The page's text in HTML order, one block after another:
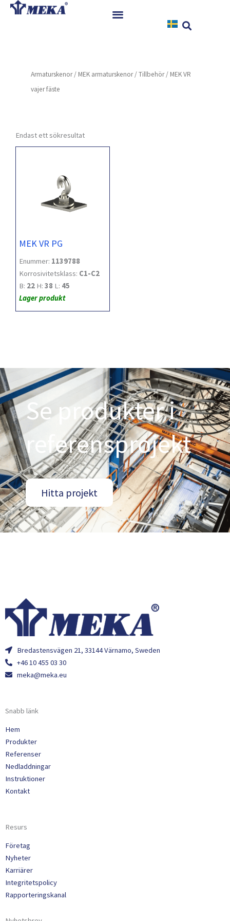
Hoppa
Referenser
Kontakt
Armaturskenor/ MEK armaturskenor/Tillbehör/ MEK VR
vajer fäste
Endast ett sökresultat
MEK VR PG
Enummer: 1139788
Korrosivitetsklass: C1-C2
B: 22 H: 38 L: 45
Lager produkt
Se produkter i
referensprojekt
Hitta projekt
Bredastensvägen 21, 33144 Värnamo, Sweden
+46 10 455 03 30
meka@meka.eu
Snabb länk
Hem
Produkter
Referenser
Nedladdningar
Instruktioner
Kontakt
Resurs
Företag
Nyheter
Karriärer
Integritetspolicy
Rapporteringskanal